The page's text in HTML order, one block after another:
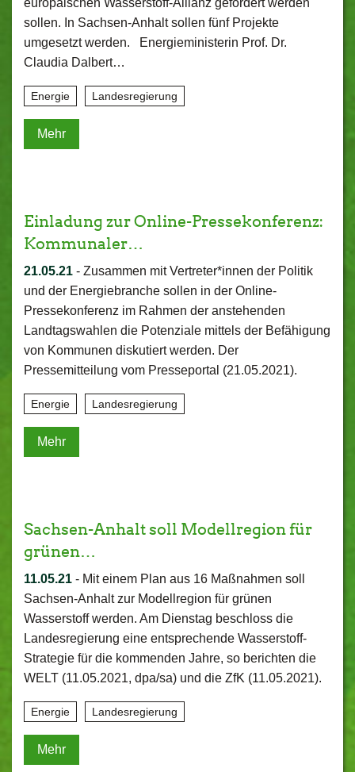
europäischen Wasserstoff-Allianz gefördert werden
sollen. In Sachsen-Anhalt sollen fünf Projekte
umgesetzt werden. Energieministerin Prof. Dr.
Claudia Dalbert…
Energie Landesregierung
Mehr
Einladung zur Online-Pressekonferenz:
Kommunaler…
21.05.21 - Zusammen mit Vertreter*innen der Politik
und der Energiebranche sollen in der Online-
Pressekonferenz im Rahmen der anstehenden
Landtagswahlen die Potenziale mittels der Befähigung
von Kommunen diskutiert werden. Der
Pressemitteilung vom Presseportal (21.05.2021).
Energie Landesregierung
Mehr
Sachsen-Anhalt soll Modellregion für
grünen…
11.05.21 - Mit einem Plan aus 16 Maßnahmen soll
Sachsen-Anhalt zur Modellregion für grünen
Wasserstoff werden. Am Dienstag beschloss die
Landesregierung eine entsprechende Wasserstoff-
Strategie für die kommenden Jahre, so berichten die
WELT (11.05.2021, dpa/sa) und die ZfK (11.05.2021).
Energie Landesregierung
Mehr